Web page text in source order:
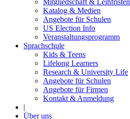
Mitgliedschaft & Leihfristen
Katalog & Medien
Angebote für Schulen
US Election Info
Veranstaltungsprogramm
Sprachschule
Kids & Teens
Lifelong Learners
Research & University Life
Angebote für Schulen
Angebote für Firmen
Kontakt & Anmeldung
|
Über uns